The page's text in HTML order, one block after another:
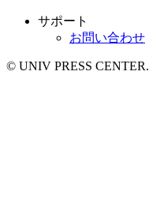
サポート
お問い合わせ
© UNIV PRESS